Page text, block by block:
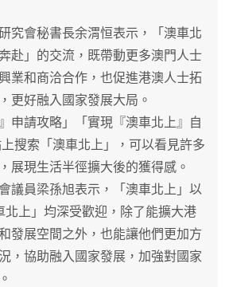
會秘書長余渭恒表示，「澳車北
赴」的交流，既帶動更多澳門人士
業和商洽合作，也促進港澳人士拓
更好融入國家發展大局。
請攻略」「實現『澳車北上』自
搜索「澳車北上」，可以看見許多
展現生活半徑擴大後的獲得感。
員梁孫旭表示，「澳車北上」以
北上」均深受歡迎，除了能擴大港
發展空間之外，也能讓他們更加方
，協助融入國家發展，加強對國家